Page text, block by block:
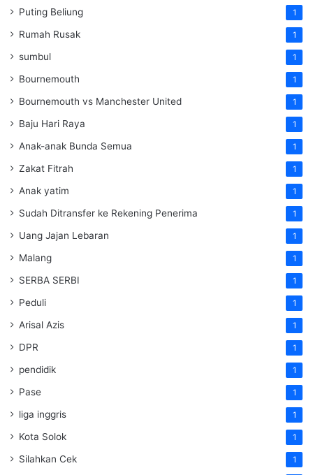
Puting Beliung 1
Rumah Rusak 1
sumbul 1
Bournemouth 1
Bournemouth vs Manchester United 1
Baju Hari Raya 1
Anak-anak Bunda Semua 1
Zakat Fitrah 1
Anak yatim 1
Sudah Ditransfer ke Rekening Penerima 1
Uang Jajan Lebaran 1
Malang 1
SERBA SERBI 1
Peduli 1
Arisal Azis 1
DPR 1
pendidik 1
Pase 1
liga inggris 1
Kota Solok 1
Silahkan Cek 1